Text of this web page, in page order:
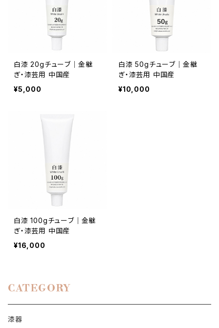
白漆 20gチューブ｜金継
ぎ・漆芸用 中国産
¥5,000
白漆 50gチューブ｜金継
ぎ・漆芸用 中国産
¥10,000
白漆 100gチューブ｜金継
ぎ・漆芸用 中国産
¥16,000
CATEGORY
漆器